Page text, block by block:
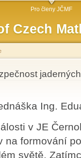
Czech
Pro členy JČMF
are here
Ing.
v JE
na formování
světě.